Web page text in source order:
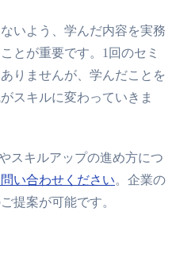
いよう、学んだ内容を実務
とが重要です。1回のセミ
りませんが、学んだことを
スキルに変わっていきま
スキルアップの進め方につ
い合わせください。企業の
提案が可能です。